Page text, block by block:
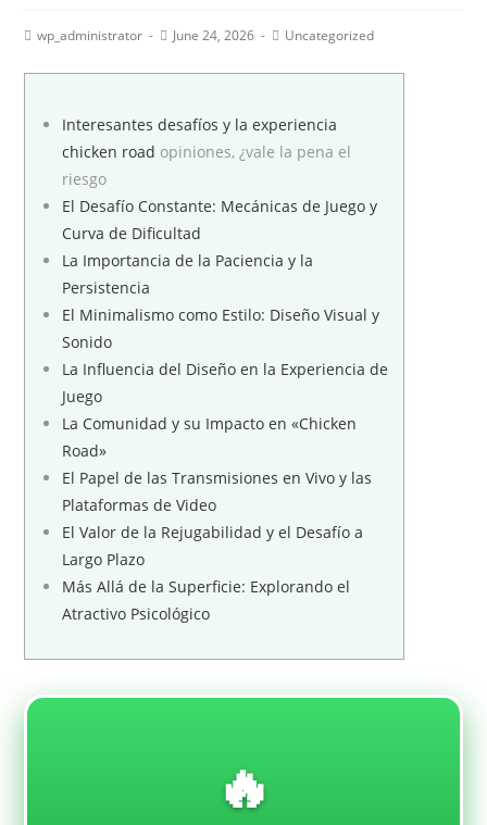
wp_administrator June 24, 2026 Uncategorized
Interesantes desafíos y la experiencia
chicken road opiniones, ¿vale la pena el
riesgo
El Desafío Constante: Mecánicas de Juego y
Curva de Dificultad
La Importancia de la Paciencia y la
Persistencia
El Minimalismo como Estilo: Diseño Visual y
Sonido
La Influencia del Diseño en la Experiencia de
Juego
La Comunidad y su Impacto en «Chicken
Road»
El Papel de las Transmisiones en Vivo y las
Plataformas de Video
El Valor de la Rejugabilidad y el Desafío a
Largo Plazo
Más Allá de la Superficie: Explorando el
Atractivo Psicológico
🔥